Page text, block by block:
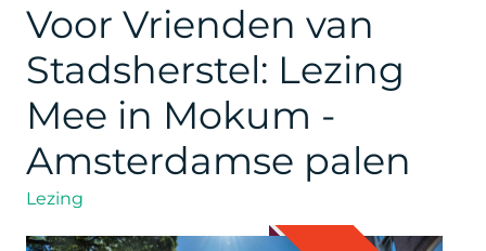
Voor Vrienden van
Stadsherstel: Lezing
Mee in Mokum -
Amsterdamse palen
Lezing